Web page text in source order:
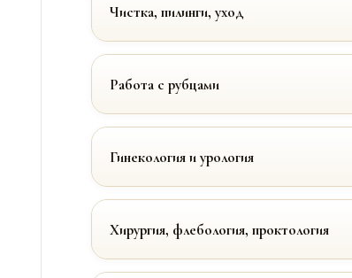
Чистка, пилинги, уход
Работа с рубцами
Гинекология и урология
Хирургия, флебология, проктология